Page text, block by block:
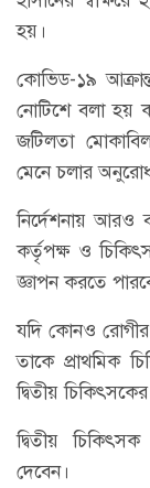
হয়।
কোভিড-১৯
নোটিশে বলা হয়
জটিলতা
মেনে চলার
নির্দেশনায় আরও
কর্তৃপক্ষ ও
জ্ঞাপন করতে
যদি কোনও
তাকে প্রাথমিক
দ্বিতীয়
দ্বিতীয়
দেবেন।